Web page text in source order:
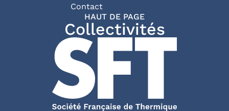
Pied de page
Contact
HAUT DE PAGE
Collectivités